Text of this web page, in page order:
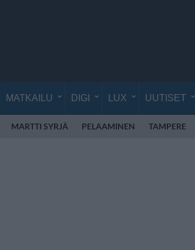
MATKAILU DIGI LUX UUTISET
MARTTI SYRJÄ PELAAMINEN TAMPERE